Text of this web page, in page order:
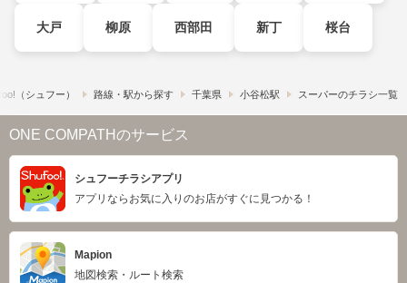
大戸 柳原 西部田 新丁 桜台
（シュフー） 路線・駅から探す 千葉県 小谷松駅 スーパーのチラシ一覧
ONE COMPATHのサービス
シュフーチラシアプリ
アプリならお気に入りのお店がすぐに見つかる！
Mapion
地図検索・ルート検索